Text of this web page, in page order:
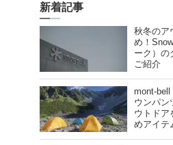
新着記事
秋冬のア
め！
ーク）の
ご紹介
mont-bell
ウンパン
ウトドア
めアイテ